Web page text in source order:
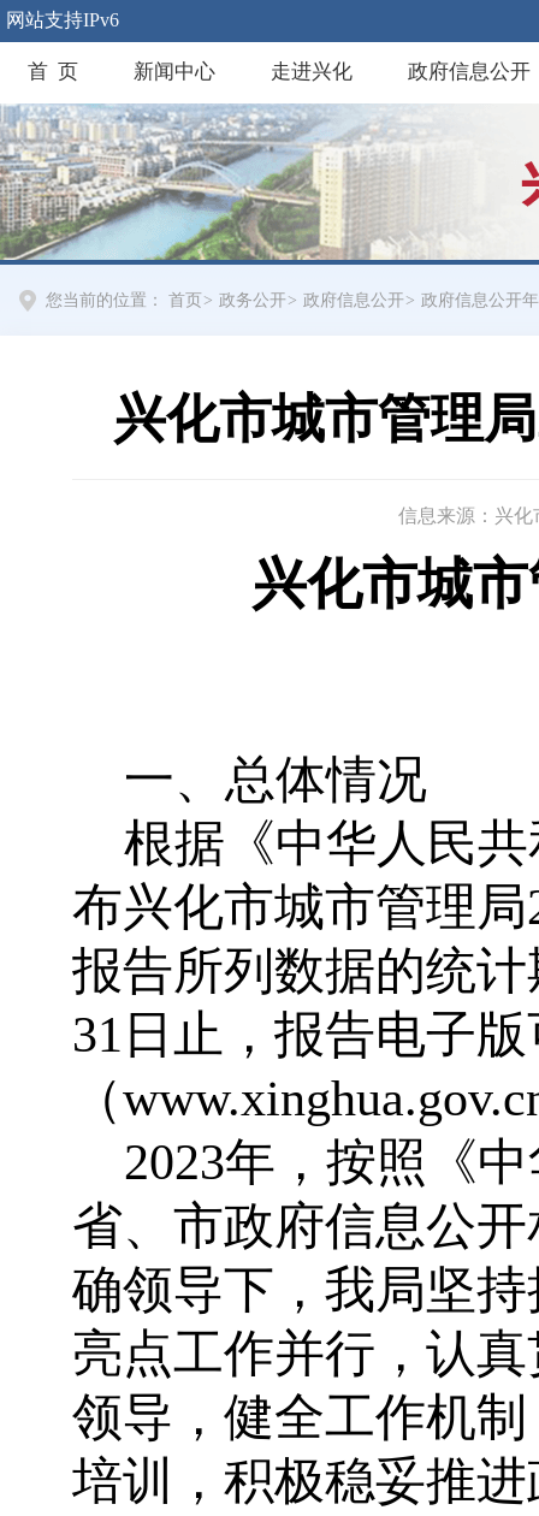
网站支持IPv6
首 页 新闻中心 走进兴化 政府信息公开
您当前的位置： 首页 > 政务公开> 政府信息公开> 政府信息公开
兴化市城市管理
信息来源：兴化
兴化市城
一、总体情况
根据《中华人民
布兴化市城市管理局
报告所列数据的统
31日止，报告电子
（
2023年，按照《
省、市政府信息公
确领导下，我局坚
亮点工作并行，认
领导，健全工作机
培训，积极稳妥推